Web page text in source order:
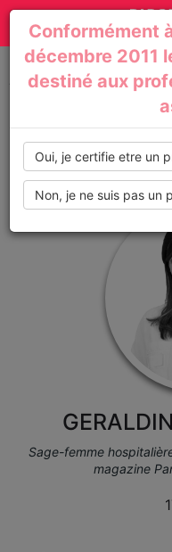
Toggle
navigation
Actualités
médicales,
dossiers
thématiques,
formations,
Accueil Profil de :
Sage-femme
magazine
Conformément
décembre 2011
destiné aux
Oui, je certifie etre un
Non, je ne suis pas un